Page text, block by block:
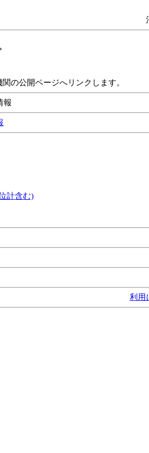
の公開ページへリンクします。
報
計含む)
利用